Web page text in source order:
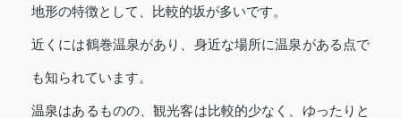
地形の特徴として、比較的坂が多いです。
近くには鶴巻温泉があり、身近な場所に温泉がある点で
も知られています。
温泉はあるものの、観光客は比較的少なく、ゆったりと